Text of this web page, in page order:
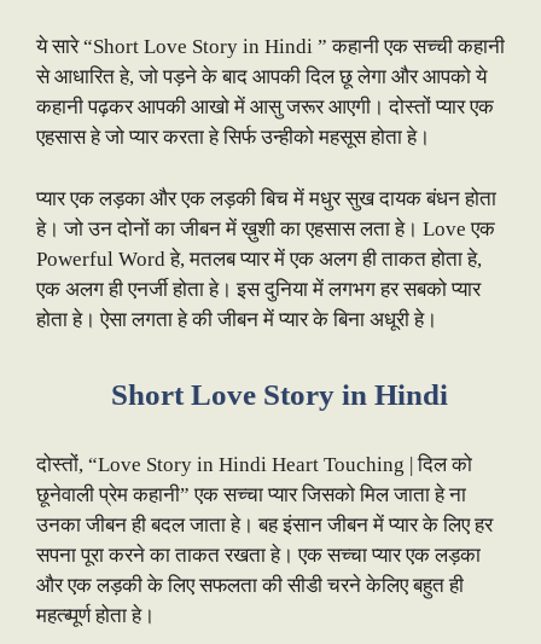
ये सारे “Short Love Story in Hindi ” कहानी एक सच्ची कहानी
से आधारित हे, जो पड़ने के बाद आपकी दिल छू लेगा और आपको ये
कहानी पढ़कर आपकी आखो में आसु जरूर आएगी। दोस्तों प्यार एक
एहसास हे जो प्यार करता हे सिर्फ उन्हीको महसूस होता हे।
प्यार एक लड़का और एक लड़की बिच में मधुर सुख दायक बंधन होता
हे। जो उन दोनों का जीबन में ख़ुशी का एहसास लता हे। Love एक
Powerful Word हे, मतलब प्यार में एक अलग ही ताकत होता हे,
एक अलग ही एनर्जी होता हे। इस दुनिया में लगभग हर सबको प्यार
होता हे। ऐसा लगता हे की जीबन में प्यार के बिना अधूरी हे।
Short Love Story in Hindi
दोस्तों, “Love Story in Hindi Heart Touching | दिल को
छूनेवाली प्रेम कहानी” एक सच्चा प्यार जिसको मिल जाता हे ना
उनका जीबन ही बदल जाता हे। बह इंसान जीबन में प्यार के लिए हर
सपना पूरा करने का ताकत रखता हे। एक सच्चा प्यार एक लड़का
और एक लड़की के लिए सफलता की सीडी चरने केलिए बहुत ही
महत्ब्पूर्ण होता हे।